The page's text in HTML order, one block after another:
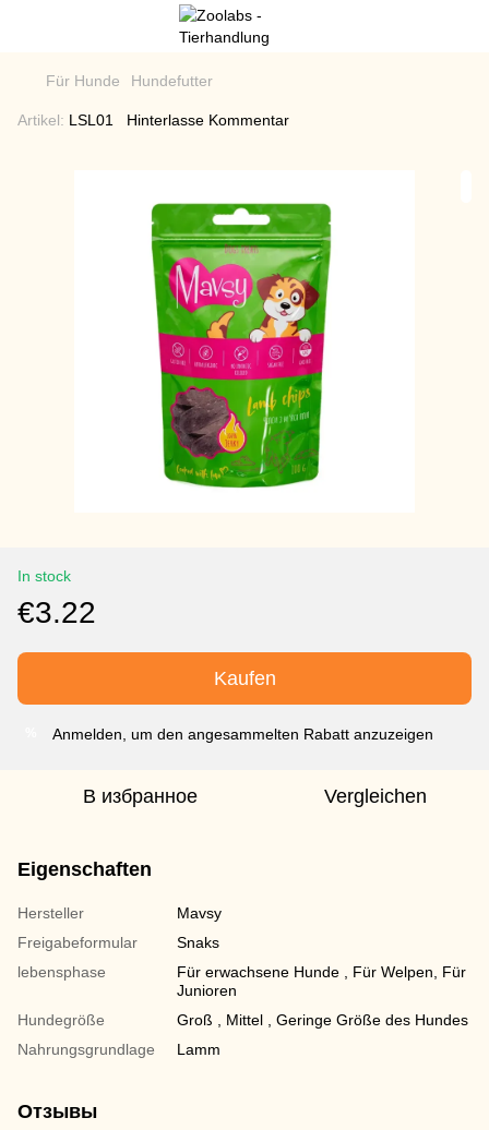
Für Hunde Hundefutter
Artikel: LSL01 Hinterlasse Kommentar
In stock
€3.22
Kaufen
Anmelden, um den angesammelten Rabatt anzuzeigen
В избранное Vergleichen
Eigenschaften
Hersteller
Mavsy
Freigabeformular
Snaks
lebensphase
Für erwachsene Hunde , Für Welpen, Für
Junioren
Hundegröße
Groß , Mittel , Geringe Größe des Hundes
Nahrungsgrundlage
Lamm
Отзывы